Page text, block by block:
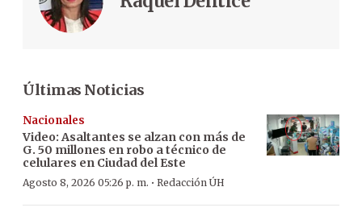
Últimas Noticias
Nacionales
Video: Asaltantes se alzan con más de
G. 50 millones en robo a técnico de
celulares en Ciudad del Este
Agosto 8, 2026 05:26 p. m. · Redacción ÚH